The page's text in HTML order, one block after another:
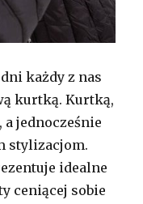
każdy z nas
kurtką. Kurtką,
jednocześnie
stylizacjom.
idealne
ceniącej sobie